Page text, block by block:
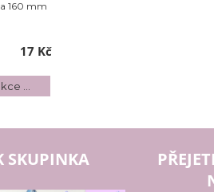
160 mm
17 Kč
...
SKUPINKA